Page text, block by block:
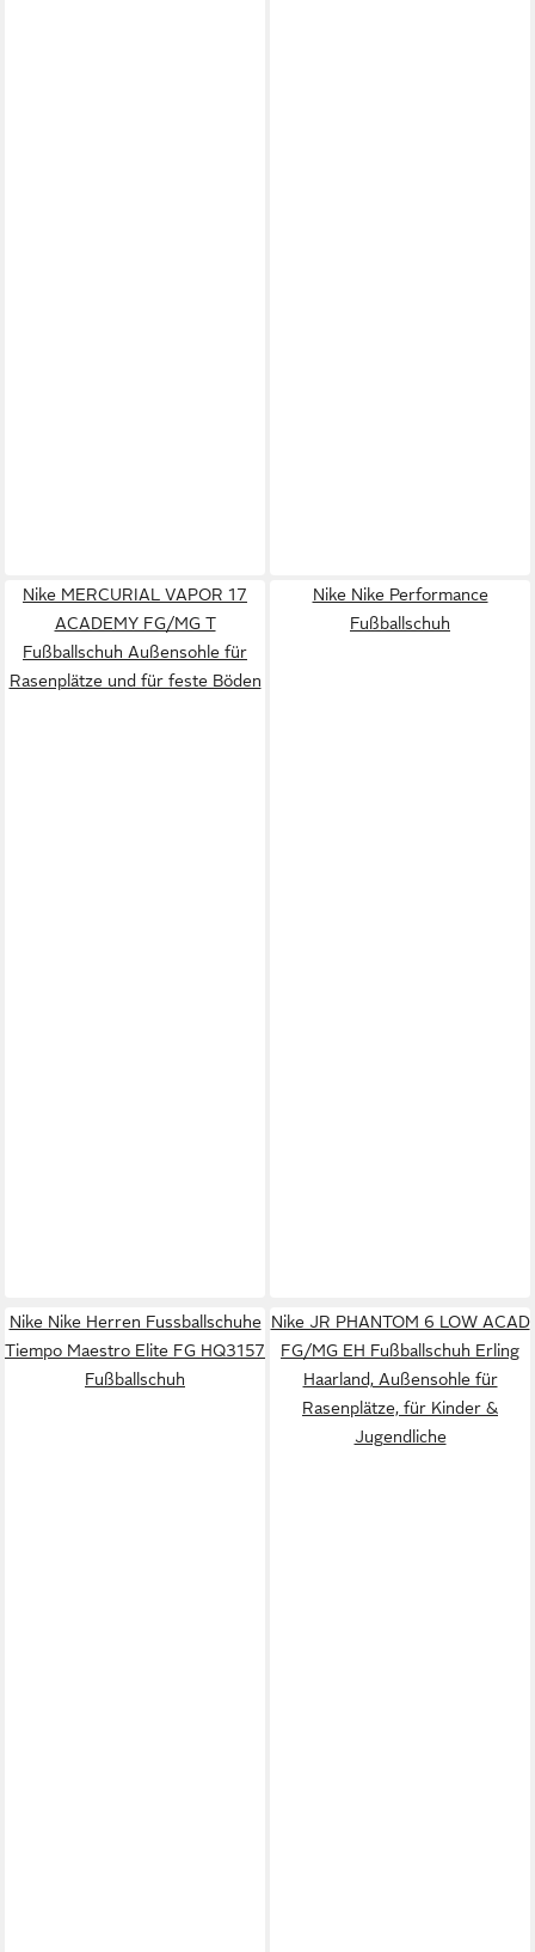
Nike MERCURIAL VAPOR 17
ACADEMY FG/MG T
Fußballschuh Außensohle für
Rasenplätze und für feste Böden
Nike Nike Performance
Fußballschuh
Nike Nike Herren Fussballschuhe
Tiempo Maestro Elite FG HQ3157
Fußballschuh
Nike JR PHANTOM 6 LOW ACAD
FG/MG EH Fußballschuh Erling
Haarland, Außensohle für
Rasenplätze, für Kinder &
Jugendliche